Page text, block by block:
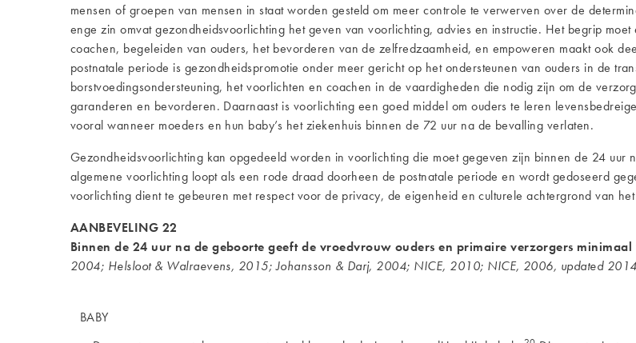
mensen of groepen van mensen in staat worden gesteld om meer controle te verwerven over de
enge zin omvat gezondheidsvoorlichting het geven van voorlichting, advies en instructie. Het begrip
coachen, begeleiden van ouders, het bevorderen van de zelfredzaamheid, en empoweren maakt ook
postnatale periode is gezondheidspromotie onder meer gericht op het ondersteunen van ouders in de
borstvoedingsondersteuning, het voorlichten en coachen in de vaardigheden die nodig zijn om de
garanderen en bevorderen. Daarnaast is voorlichting een goed middel om ouders te leren
vooral wanneer moeders en hun baby’s het ziekenhuis binnen de 72 uur na de bevalling verlaten.
Gezondheidsvoorlichting kan opgedeeld worden in voorlichting die moet gegeven zijn binnen de 24
algemene voorlichting loopt als een rode draad doorheen de postnatale periode en wordt gedoseerd
voorlichting dient te gebeuren met respect voor de privacy, de eigenheid en culturele achtergrond van
AANBEVELING 22
Binnen de 24 uur na de geboorte geeft de vroedvrouw ouders en primaire verzorgers
2004; Helsloot & Walraevens, 2015; Johansson & Darj, 2004; NICE, 2010; NICE, 2006, updated
BABY